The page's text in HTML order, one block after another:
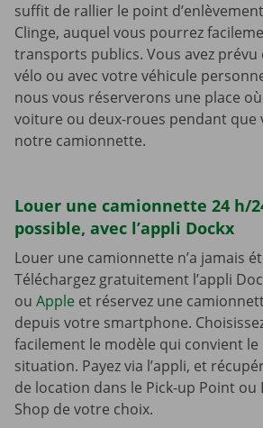
suffit de rallier le point
Clinge, auquel vous pourrez
transports publics. Vous avez prévu
vélo ou avec votre véhicule
nous vous réserverons une place
voiture ou deux-roues pendant que
notre camionnette.
Louer une camionnette 24 h/
possible, avec l’appli Dockx
Louer une camionnette n’a jamais
Téléchargez gratuitement l’appli
ou Apple et réservez une
depuis votre smartphone.
facilement le modèle qui convient
situation. Payez via l’appli, et
de location dans le Pick-up Point ou
Shop de votre choix.